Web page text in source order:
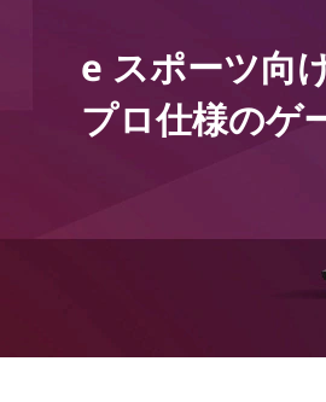
e スポーツ向
プロ仕様のゲ